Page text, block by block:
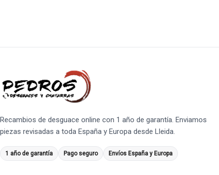
Recambios de desguace online con 1 año de garantía. Enviamos
piezas revisadas a toda España y Europa desde Lleida.
1 año de garantía Pago seguro Envíos España y Europa